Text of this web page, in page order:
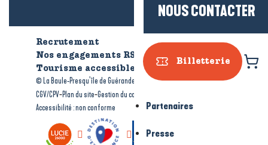
NOUS CONTACTER
Billetterie
Partenaires
Presse
Recrutement
Qui sommes-nous ?
Nos engagements RSE
Tourisme accessible
© La Baule-Presqu’île de Guérande tourisme-Mentions légales-
CGV/CPV-Plan du site-Gestion du consentement
Accessibilité : non conforme